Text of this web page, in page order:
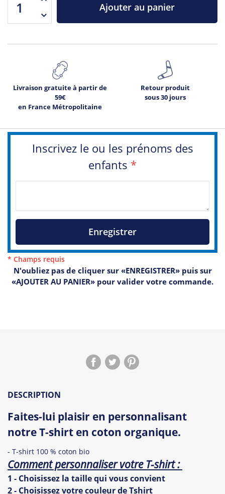
Ajouter au panier
Livraison gratuite à partir de
59€
en France Métropolitaine
Retour produit
sous 30 jours
Inscrivez le ou les prénoms des
enfants *
Enregistrer
* Champs requis
N'oubliez pas de cliquer sur «ENREGISTRER» puis sur
«AJOUTER AU PANIER» pour valider votre commande.
DESCRIPTION
Faites-lui plaisir en personnalisant
notre T-shirt en coton organique.
- T-shirt 100 % coton bio
Comment personnaliser votre T-shirt :
1 - Choisissez la taille qui vous convient
2 - Choisissez votre couleur de Tshirt